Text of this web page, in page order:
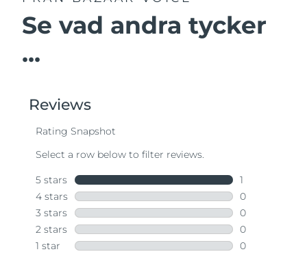
Se vad andra tycker
...